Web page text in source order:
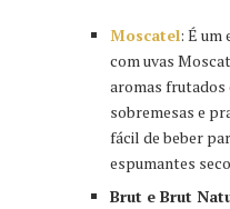
Moscatel: É um
com uvas
aromas frutados
sobremesas e
fácil de beber
espumantes
Brut e Brut